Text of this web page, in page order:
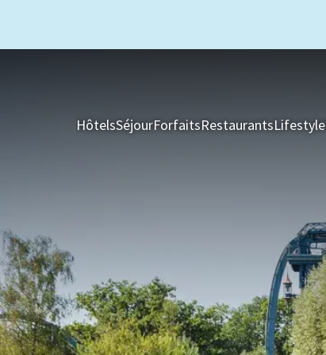
HôtelsSéjourForfaitsRestaurantsLifestyle